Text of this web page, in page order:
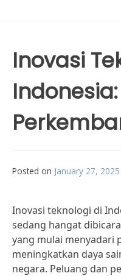
Inovasi
Posted on January 27, 2025
Inovasi teknologi di
sedang hangat
yang mulai menyadari
meningkatkan daya
negara. Peluang dan